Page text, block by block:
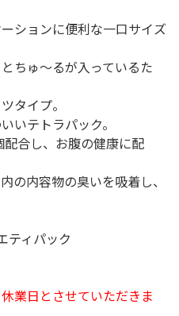
ションに便利な一口サイズ
ちゅ～るが入っているた
タイプ。
いテトラパック。
配合し、お腹の健康に配
の内容物の臭いを吸着し、
ティパック
業日とさせていただきま